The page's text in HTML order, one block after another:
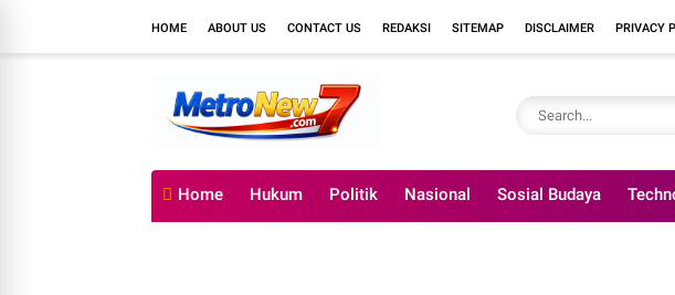
HOME ABOUT US CONTACT US REDAKSI SITEMAP DISCLAIMER PRIVACY
Home Hukum Politik Nasional Sosial Budaya